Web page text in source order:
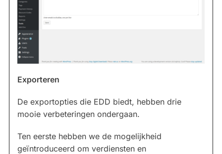
Exporteren
De exportopties die EDD biedt, hebben drie
mooie verbeteringen ondergaan.
Ten eerste hebben we de mogelijkheid
geïntroduceerd om verdiensten en